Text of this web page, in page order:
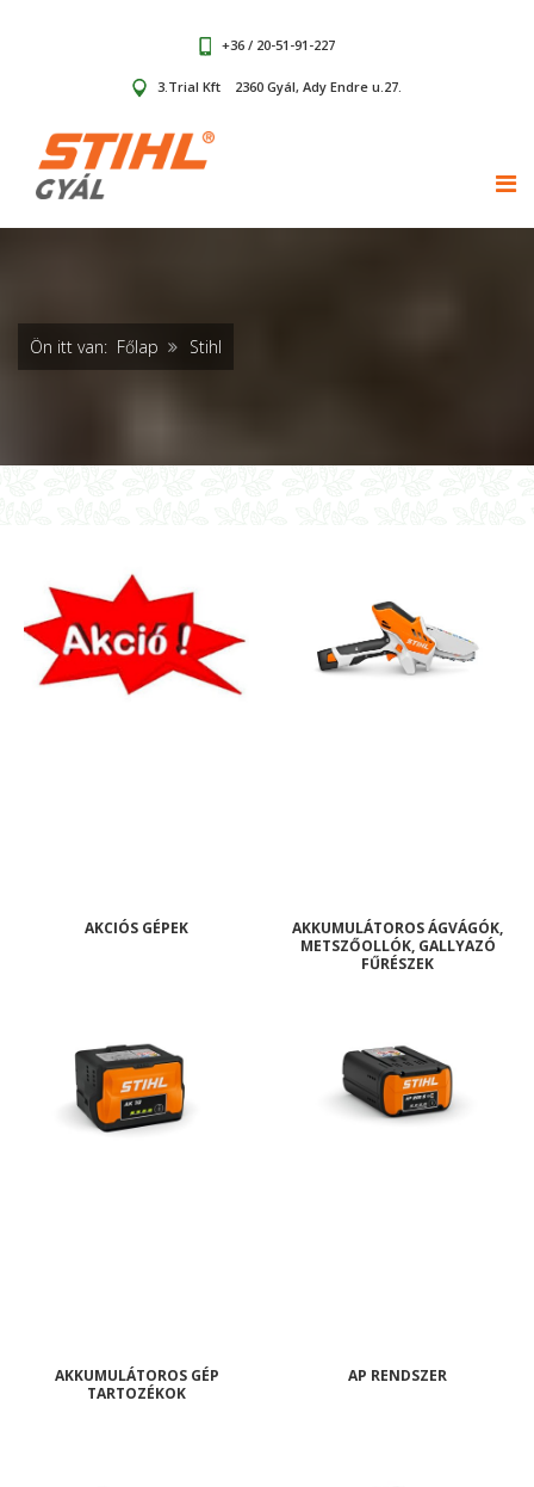
+36 / 20-51-91-227
3.Trial Kft 2360 Gyál, Ady Endre u.27.
Ön itt van: Főlap Stihl
AKCIÓS GÉPEK
AKKUMULÁTOROS ÁGVÁGÓK,
METSZŐOLLÓK, GALLYAZÓ
FŰRÉSZEK
AKKUMULÁTOROS GÉP
TARTOZÉKOK
AP RENDSZER